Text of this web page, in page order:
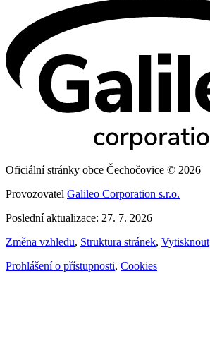
Oficiální stránky obce Čechočovice © 2026
Provozovatel Galileo Corporation s.r.o.
Poslední aktualizace: 27. 7. 2026
Změna vzhledu, Struktura stránek, Vytisknout
Prohlášení o přístupnosti, Cookies